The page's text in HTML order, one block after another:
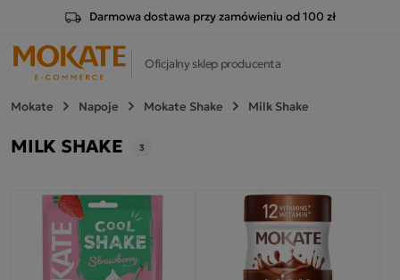
Darmowa dostawa przy zamówieniu od 100 zł
Oficjalny sklep producenta
Mokate Napoje Mokate Shake Milk Shake
MILK SHAKE 3